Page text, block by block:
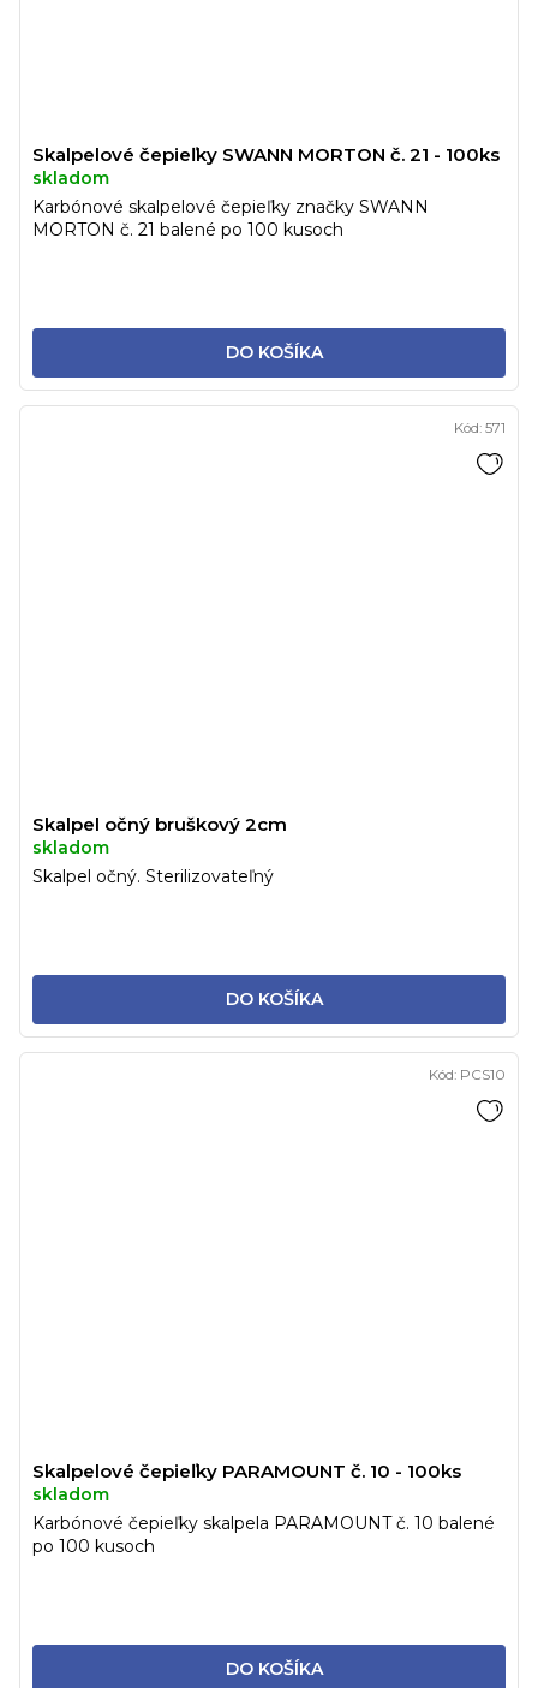
Skalpelové čepieľky SWANN MORTON č. 21 - 100ks
skladom
DO KOŠÍKA
Karbónové skalpelové čepieľky značky SWANN
MORTON č. 21 balené po 100 kusoch
Skalpel očný bruškový 2cm
skladom
DO KOŠÍKA
Skalpel očný. Sterilizovateľný
Kód: 571
Skalpelové čepieľky PARAMOUNT č. 10 - 100ks
skladom
DO KOŠÍKA
Karbónové čepieľky skalpela PARAMOUNT č. 10 balené
po 100 kusoch
Kód: PCS10